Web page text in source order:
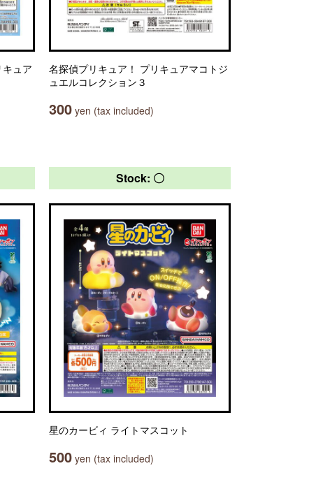
ュア
名探偵プリキュア！ プリキュアマコトジ
ュエルコレクション３
300 yen (tax included)
Stock: 〇
星のカービィ ライトマスコット
500 yen (tax included)